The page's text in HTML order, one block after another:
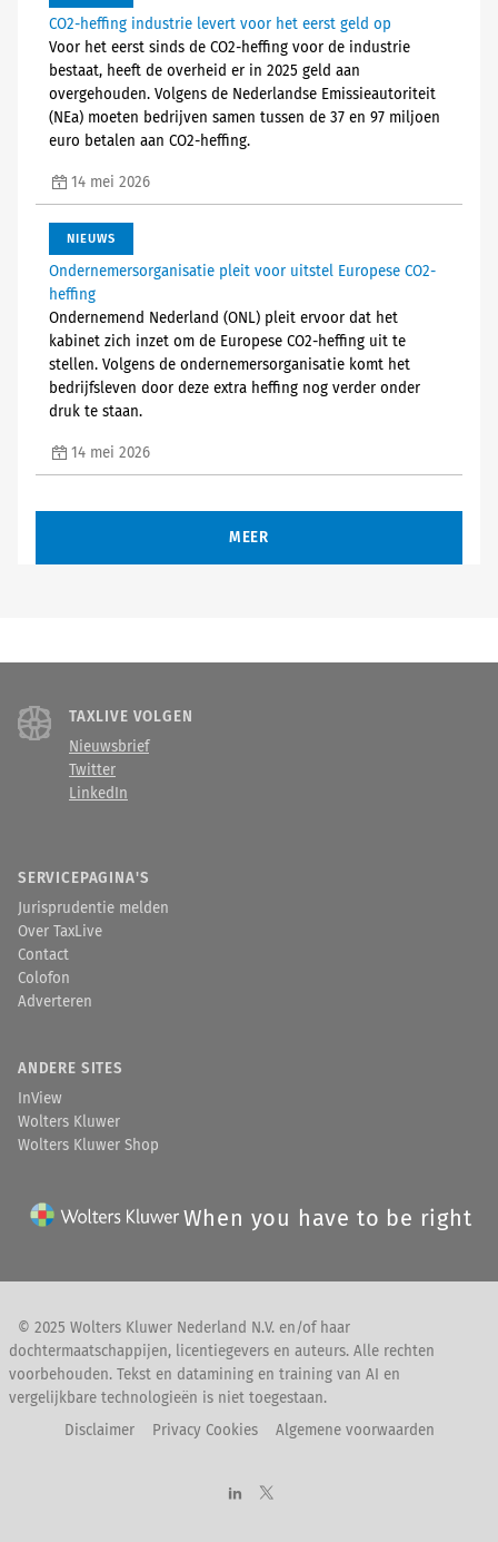
CO2-heffing industrie levert voor het eerst geld op
Voor het eerst sinds de CO2-heffing voor de industrie
bestaat, heeft de overheid er in 2025 geld aan
overgehouden. Volgens de Nederlandse Emissieautoriteit
(NEa) moeten bedrijven samen tussen de 37 en 97 miljoen
euro betalen aan CO2-heffing.
14 mei 2026
NIEUWS
Ondernemersorganisatie pleit voor uitstel Europese CO2-
heffing
Ondernemend Nederland (ONL) pleit ervoor dat het
kabinet zich inzet om de Europese CO2-heffing uit te
stellen. Volgens de ondernemersorganisatie komt het
bedrijfsleven door deze extra heffing nog verder onder
druk te staan.
14 mei 2026
MEER
TAXLIVE VOLGEN
Nieuwsbrief
Twitter
LinkedIn
SERVICEPAGINA'S
Jurisprudentie melden
Over TaxLive
Contact
Colofon
Adverteren
ANDERE SITES
InView
Wolters Kluwer
Wolters Kluwer Shop
When you have to be right
© 2025 Wolters Kluwer Nederland N.V. en/of haar
dochtermaatschappijen, licentiegevers en auteurs. Alle rechten
voorbehouden. Tekst en datamining en training van AI en
vergelijkbare technologieën is niet toegestaan.
Disclaimer
Privacy Cookies Algemene voorwaarden